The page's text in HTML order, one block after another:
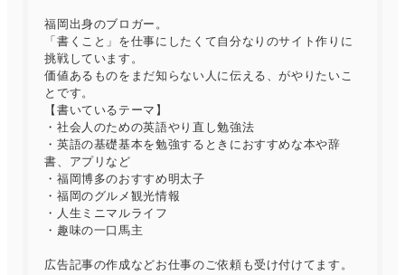
福岡出身のブロガー。
「書くこと」を仕事にしたくて自分なりのサイト作りに
挑戦しています。
価値あるものをまだ知らない人に伝える、がやりたいこ
とです。
【書いているテーマ】
・社会人のための英語やり直し勉強法
・英語の基礎基本を勉強するときにおすすめな本や辞
書、アプリなど
・福岡博多のおすすめ明太子
・福岡のグルメ観光情報
・人生ミニマルライフ
・趣味の一口馬主
広告記事の作成などお仕事のご依頼も受け付けてます。